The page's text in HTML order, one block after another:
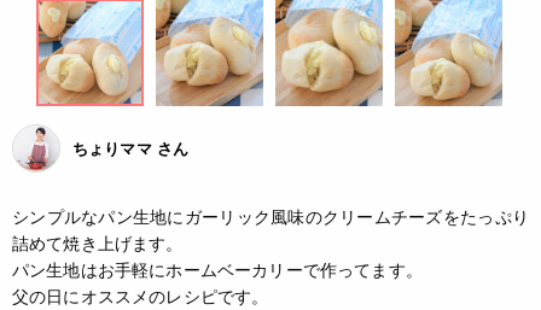
ちょりママ さん
シンプルなパン生地にガーリック風味のクリームチーズをたっぷり
詰めて焼き上げます。
パン生地はお手軽にホームベーカリーで作ってます。
父の日にオススメのレシピです。